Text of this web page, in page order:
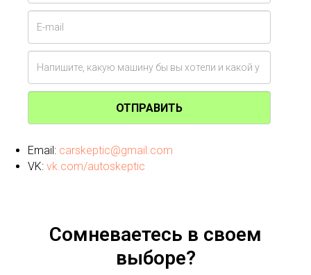
ОТПРАВИТЬ
Email: carskeptic@gmail.com
VK: vk.com/autoskeptic
Сомневаетесь в своем
выборе?